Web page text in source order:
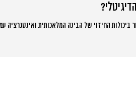
ביכולות החיזוי של הבינה המלאכותית ואינטגרציה